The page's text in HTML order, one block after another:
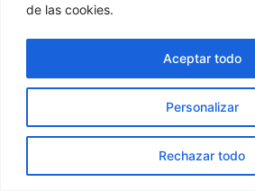
de las cookies.
Personalizar
Rechazar todo
Aceptar todo
satisfactoria.
Sin embargo, es importante
que el arroz, al igual que
alimento, debe consumirse
como parte de una dieta